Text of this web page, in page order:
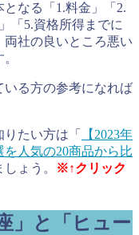
なる「1.料金」「2.
「5.資格所得までに
社の良いところ悪い
いる方の参考になれば
たい方は「
【2023年
人気の20商品から比
ょう。
※↑クリック
」と「ヒュー